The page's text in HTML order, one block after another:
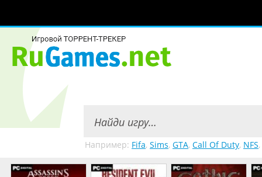
Например: Fifa, Sims, GTA, Call Of Duty, NFS,